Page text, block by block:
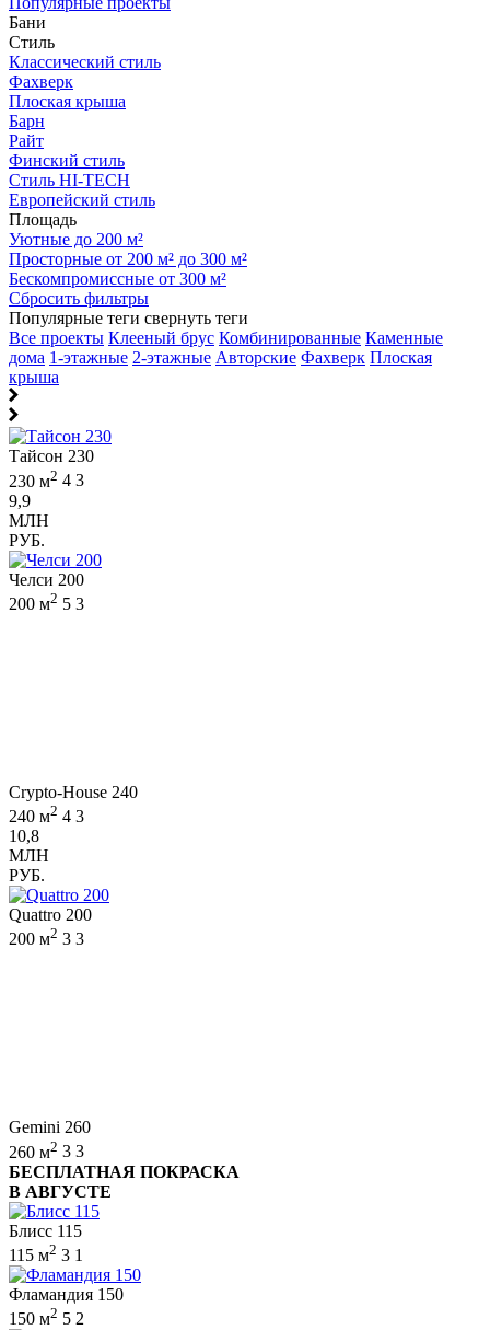
Бани
Стиль
Классический стиль
Фахверк
Плоская крыша
Барн
Райт
Финский стиль
Стиль HI-TECH
Европейский стиль
Площадь
Уютные до 200 м²
Просторные от 200 м² до 300 м²
Бескомпромиссные от 300 м²
Сбросить фильтры
Популярные теги свернуть теги
Все проекты Клееный брус Комбинированные Каменные
дома 1-этажные 2-этажные Авторские Фахверк Плоская
крыша
Тайсон 230
230 м2 4 3
9,9
МЛН
РУБ.
Челси 200
200 м2 5 3
Crypto-House 240
240 м2 4 3
10,8
МЛН
РУБ.
Quattro 200
200 м2 3 3
Gemini 260
260 м2 3 3
БЕСПЛАТНАЯ ПОКРАСКА
В АВГУСТЕ
Блисс 115
115 м2 3 1
Фламандия 150
150 м2 5 2